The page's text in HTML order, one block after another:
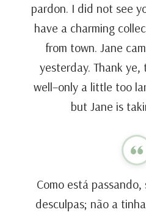
pardon. I did not see
have a charming
from town. Jane
yesterday. Thank
well–only a little too
but Jane is
Como está passando,
desculpas; não a